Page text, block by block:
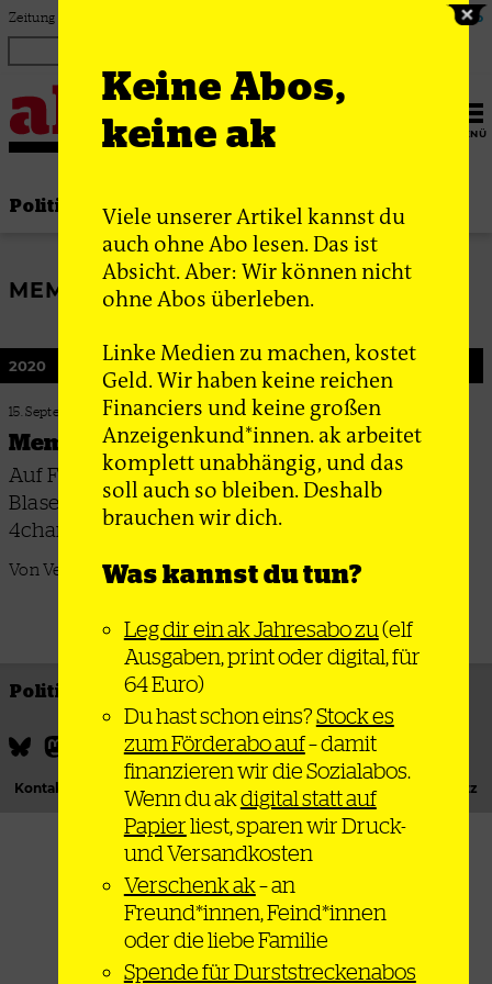
Zum Inhalt springen
Zeitung für linke Debatte & Praxis ak Abo
MENÜ
Politik Thema Bewegung Gesellschaft
MEMES
2020
15. September 2020
Memes als Verdrängungshilfe
Auf Facebook tummelt sich eine ehemals linke
Blase, die Memes der Alt-Right-nahen Plattform
4chan verwurstet
Von Veronika Kracher
Politik Thema Bewegung
Kontakt Podcast Newsletter Impressum Datenschutz
Keine Abos,
keine ak
Viele unserer Artikel kannst du
auch ohne Abo lesen. Das ist
Absicht. Aber: Wir können nicht
ohne Abos überleben.
Linke Medien zu machen, kostet
Geld. Wir haben keine reichen
Financiers und keine großen
Anzeigenkund*innen. ak arbeitet
komplett unabhängig, und das
soll auch so bleiben. Deshalb
brauchen wir dich.
Was kannst du tun?
Leg dir ein ak Jahresabo zu(elf
Ausgaben, print oder digital, für
64 Euro)
Du hast schon eins?Stock es
zum Förderabo auf– damit
finanzieren wir die Sozialabos.
Wenn du akdigital statt auf
Papierliest, sparen wir Druck-
und Versandkosten
Verschenk ak– an
Freund*innen, Feind*innen
oder die liebe Familie
Spende für Durststreckenabos